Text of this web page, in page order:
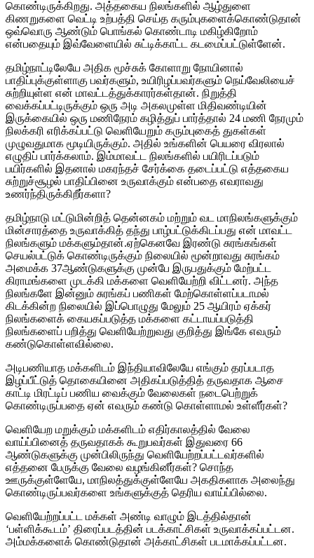
கொண்டிருக்கிறது. அத்தகைய நிலங்களில் ஆழ்துளை
கிணறுகளை வெட்டி உற்பத்தி செய்த கரும்புகளைக்கொண்டுதான்
ஒவ்வொரு ஆண்டும் பொங்கல் கொண்டாடி மகிழ்கிறோம்
என்பதையும் இவ்வேளையில் சுட்டிக்காட்ட கடமைப்பட்டுள்ளேன்.
தமிழ்நாட்டிலேயே அதிக மூச்சுக் கோளாறு நோயினால்
பாதிப்புக்குள்ளாகு பவர்களும், உயிரிழப்பவர்களும் நெய்வேலியைச்
சுற்றியுள்ள என் மாவட்டத்துக்காரர்கள்தான். நிறுத்தி
வைக்கப்பட்டிருக்கும் ஒரு அடி அகலமுள்ள மிதிவண்டியின்
இருக்கையில் ஒரு மணிநேரம் கழித்துப் பார்த்தால் 24 மணி நேரமும்
நிலக்கரி எரிக்கப்பட்டு வெளியேறும் கரும்புகைத் துகள்கள்
முழுவதுமாக மூடியிருக்கும். அதில் உங்களின் பெயரை விரலால்
எழுதிப் பார்க்கலாம். இம்மாவட்ட நிலங்களில் பயிரிடப்படும்
பயிர்களில் இதனால் மகரந்தச் சேர்க்கை தடைப்பட்டு எத்தகைய
சுற்றுச்சூழல் பாதிப்பினை உருவாக்கும் என்பதை எவராவது
உணர்ந்திருக்கிறீர்களா?
தமிழ்நாடு மட்டுமின்றித் தென்னகம் மற்றும் வட மாநிலங்களுக்கும்
மின்சாரத்தை உருவாக்கித் தந்து பாழ்பட்டுக்கிடப்பது என் மாவட்ட
நிலங்களும் மக்களும்தான்.ஏற்கெனவே இரண்டு சுரங்கங்கள்
செயல்பட்டுக் கொண்டிருக்கும் நிலையில் மூன்றாவது சுரங்கம்
அமைக்க 37ஆண்டுகளுக்கு முன்பே இருபதுக்கும் மேற்பட்ட
கிராமங்களை முடக்கி மக்களை வெளியேற்றி விட்டனர். அந்த
நிலங்களே இன்னும் சுரங்கப் பணிகள் மேற்கொள்ளப்படாமல்
கிடக்கின்ற நிலையில் இப்பொழுது மேலும் 25 ஆயிரம் ஏக்கர்
நிலங்களைக் கையகப்படுத்த மக்களை கட்டாயப்படுத்தி
நிலங்களைப் பறித்து வெளியேற்றுவது குறித்து இங்கே எவரும்
கண்டுகொள்ளவில்லை.
அடிபணியாத மக்களிடம் இந்தியாவிலேயே எங்கும் தரப்படாத
இழப்பீட்டுத் தொகையினை அதிகப்படுத்தித் தருவதாக ஆசை
காட்டி மிரட்டிப் பணிய வைக்கும் வேலைகள் நடைபெற்றுக்
கொண்டிருப்பதை ஏன் எவரும் கண்டு கொள்ளாமல் உள்ளீர்கள்?
வெளியேற மறுக்கும் மக்களிடம் எதிர்காலத்தில் வேலை
வாய்ப்பினைத் தருவதாகக் கூறுபவர்கள் இதுவரை 66
ஆண்டுகளுக்கு முன்பிலிருந்து வெளியேற்றப்பட்டவர்களில்
எத்தனை பேருக்கு வேலை வழங்கினீர்கள்? சொந்த
ஊருக்குள்ளேயே, மாநிலத்துக்குள்ளேயே அகதிகளாக அலைந்து
கொண்டிருப்பவர்களை உங்களுக்குத் தெரிய வாய்ப்பில்லை.
வெளியேற்றப்பட்ட மக்கள் அண்டி வாழும் இடத்தில்தான்
‘பள்ளிக்கூடம்’ திரைப்படத்தின் படக்காட்சிகள் உருவாக்கப்பட்டன.
அம்மக்களைக் கொண்டுதான் அக்காட்சிகள் படமாக்கப்பட்டன.